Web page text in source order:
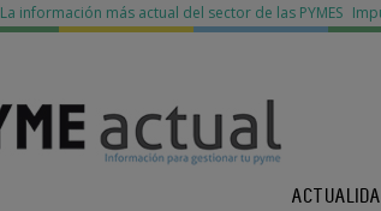
La información más actual del sector de las PYMES